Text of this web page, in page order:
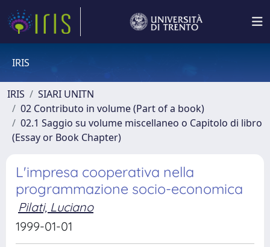
IRIS
IRIS
SIARI UNITN
02 Contributo in volume (Part of a book)
02.1 Saggio su volume miscellaneo o Capitolo di libro
(Essay or Book Chapter)
L'impresa cooperativa nella
programmazione socio-economica
Pilati, Luciano
1999-01-01